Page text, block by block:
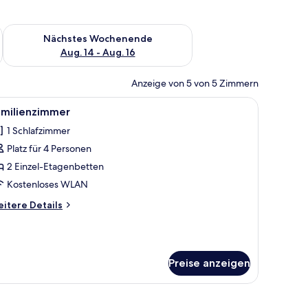
Aug. 7 - Aug. 9.
Nächstes Wochenende
Aug. 14 - Aug. 16
Überprüfe die Verfügbarkeit für nächstes Wochenende, Aug.
Anzeige von 5 von 5 Zimmern
Flachbildfernseher an der Wand, ein kleiner Mülleimer und eine Tür zu
Ein Zimmer mit einem Etagenbett und
4
1 Schlafzimmer
Platz für 4 Personen
2 Einzel-Etagenbetten
Kostenloses WLAN
Details
Preise anzeigen
Tür.
mit einem Holz-Kopfende, das andere schlicht. Auf dem Bett mit dem